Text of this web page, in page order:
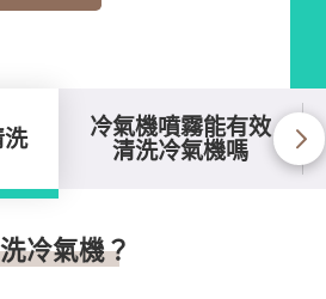
冷氣機噴霧能有效
清洗冷氣機嗎
洗
冷氣機？